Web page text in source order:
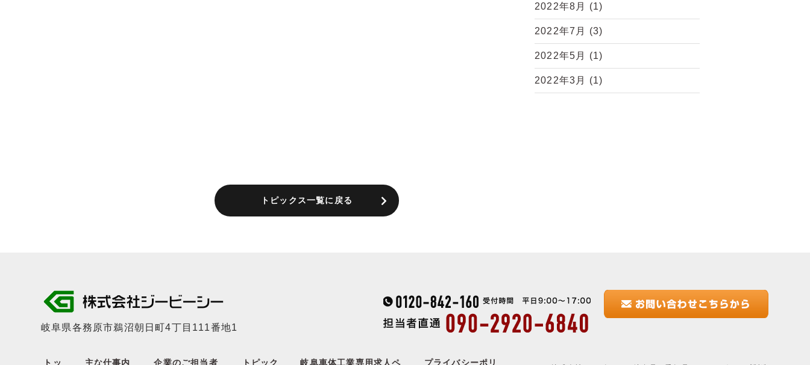
トピックス一覧に戻る
2022年8月 (1)
2022年7月 (3)
2022年5月 (1)
2022年3月 (1)
岐阜県各務原市鵜沼朝日町4丁目111番地1
トッ 主な仕事内 企業のご担当者 トピック 岐阜車体工業専用求人ペ プライバシーポリ